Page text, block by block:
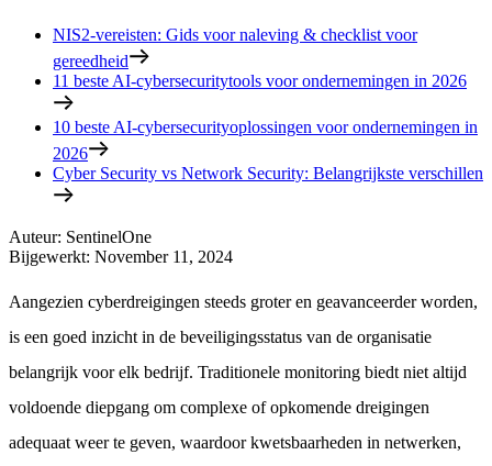
NIS2-vereisten: Gids voor naleving & checklist voor
gereedheid
11 beste AI-cybersecuritytools voor ondernemingen in 2026
10 beste AI-cybersecurityoplossingen voor ondernemingen in
2026
Cyber Security vs Network Security: Belangrijkste verschillen
Auteur: SentinelOne
Bijgewerkt: November 11, 2024
Aangezien cyberdreigingen steeds groter en geavanceerder worden,
is een goed inzicht in de beveiligingsstatus van de organisatie
belangrijk voor elk bedrijf. Traditionele monitoring biedt niet altijd
voldoende diepgang om complexe of opkomende dreigingen
adequaat weer te geven, waardoor kwetsbaarheden in netwerken,